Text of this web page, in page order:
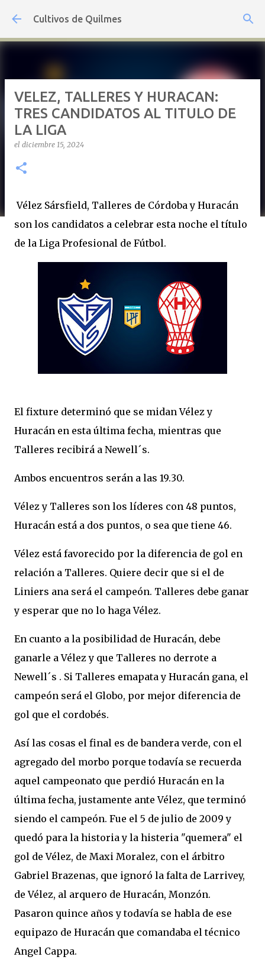
Ir al contenido principal
Cultivos de Quilmes
VELEZ, TALLERES Y HURACAN:
TRES CANDIDATOS AL TITULO DE
LA LIGA
el diciembre 15, 2024
Vélez Sársfield, Talleres de Córdoba y Huracán
son los candidatos a celebrar esta noche el título
de la Liga Profesional de Fútbol.
El fixture determinó que se midan Vélez y
Huracán en esta última fecha, mientras que
Talleres recibirá a Newell´s.
Ambos encuentros serán a las 19.30.
Vélez y Talleres son los líderes con 48 puntos,
Huracán está a dos puntos, o sea que tiene 46.
Vélez está favorecido por la diferencia de gol en
relación a Talleres. Quiere decir que si el de
Liniers ana será el campeón. Talleres debe ganar
y esperar que no lo haga Vélez.
En cuanto a la posibilidad de Huracán, debe
ganarle a Vélez y que Talleres no derrote a
Newell´s . Si Talleres emapata y Huracán gana, el
campeón será el Globo, por mejor diferencia de
gol que el cordobés.
Así las cosas el final es de bandera verde, con el
agregado del morbo porque todavía se recuerda
aquel campeonato que perdió Huracán en la
última fecha, justamente ante Vélez, que terminó
siendo el campeón. Fue el 5 de julio de 2009 y
quedó para la historia y la histeria "quemera" el
gol de Vélez, de Maxi Moralez, con el árbitro
Gabriel Brazenas, que ignoró la falta de Larrivey,
de Vélez, al arquero de Huracán, Monzón.
Pasaron quince años y todavía se habla de ese
equipazo de Huracán que comandaba el técnico
Angel Cappa.